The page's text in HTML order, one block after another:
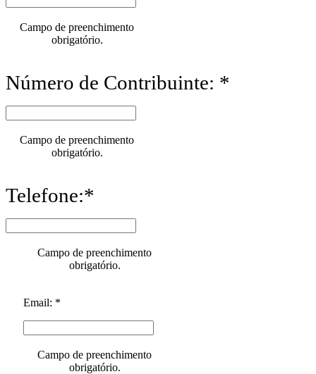
Campo de preenchimento
obrigatório.
Número de Contribuinte: *
Campo de preenchimento
obrigatório.
Telefone:*
Campo de preenchimento
obrigatório.
Email: *
Campo de preenchimento
obrigatório.